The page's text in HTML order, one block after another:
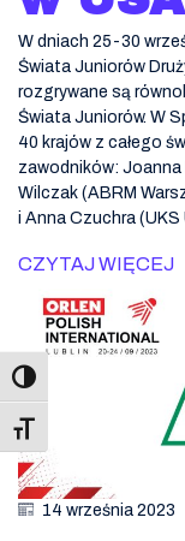
Toggle Font size
W dniach 25-30
Świata Juniorów
rozgrywane są
Świata Juniorów. W
40 krajów z całego
zawodników: Joanna
Wilczak (ABRM
i Anna Czuchra (UKS
CZYTAJ WIĘCEJ
14 września 2023